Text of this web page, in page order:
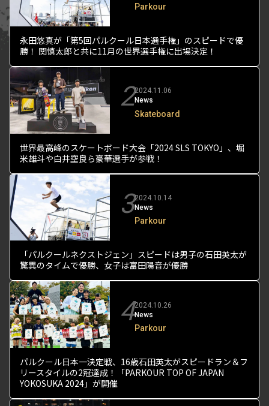
Parkour
永田悠真が「第5回パルクール日本選手権」のスピードで優
勝！ 関慎太郎と共に11月の世界選手権に出場決定！
22024.11.06
News
Skateboard
世界最高峰のスケートボード大会「2024 SLS TOKYO」、堀
米雄斗や白井空良ら豪華選手が参戦！
32024.10.14
News
Parkour
「パルクールネクストジェン」スピードは男子の石田英太が
驚異のタイムで優勝、女子は富田陽音が優勝
42024.10.26
News
Parkour
パルクール日本一決定戦、16歳石田英太がスピードラン＆フ
リースタイルの2冠達成！「PARKOUR TOP OF JAPAN
YOKOSUKA 2024」が開催